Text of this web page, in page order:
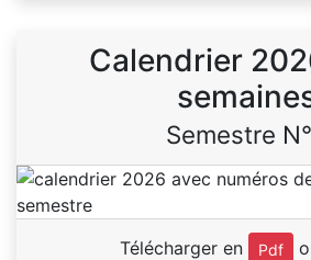
Calendrier
Semestre
Télécharger en Pdf